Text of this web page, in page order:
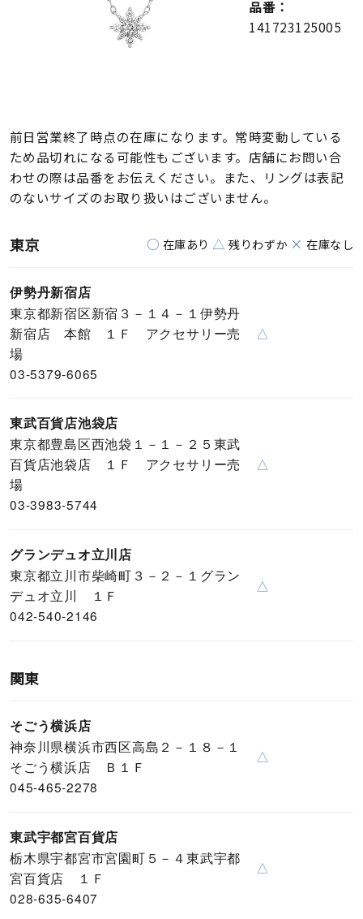
品番：
141723125005
前日営業終了時点の在庫になります。常時変動している
ため品切れになる可能性もございます。店舗にお問い合
わせの際は品番をお伝えください。また、リングは表記
のないサイズのお取り扱いはございません。
○ 在庫あり △ 残りわずか × 在庫なし
東京
伊勢丹新宿店
東京都新宿区新宿３－１４－１伊勢丹
新宿店 本館 １Ｆ アクセサリー売
場
03-5379-6065
△
東武百貨店池袋店
東京都豊島区西池袋１－１－２５東武
百貨店池袋店 １Ｆ アクセサリー売
場
03-3983-5744
△
グランデュオ立川店
東京都立川市柴崎町３－２－１グラン
デュオ立川 １Ｆ
042-540-2146
△
関東
そごう横浜店
神奈川県横浜市西区高島２－１８－１
そごう横浜店 Ｂ１Ｆ
045-465-2278
△
東武宇都宮百貨店
栃木県宇都宮市宮園町５－４東武宇都
宮百貨店 １Ｆ
028-635-6407
△